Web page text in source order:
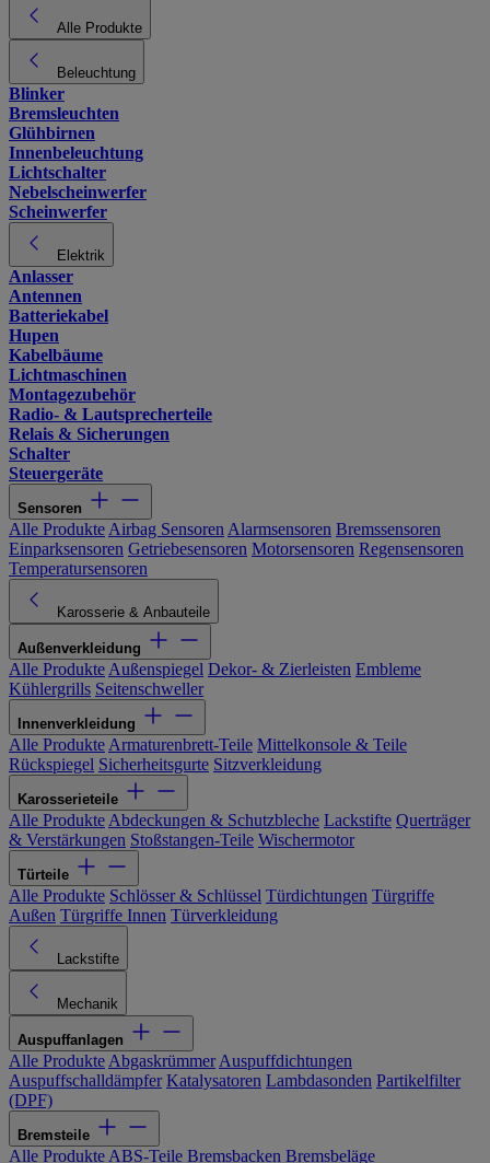
Alle Produkte
Beleuchtung
Blinker
Bremsleuchten
Glühbirnen
Innenbeleuchtung
Lichtschalter
Nebelscheinwerfer
Scheinwerfer
Elektrik
Anlasser
Antennen
Batteriekabel
Hupen
Kabelbäume
Lichtmaschinen
Montagezubehör
Radio- & Lautsprecherteile
Relais & Sicherungen
Schalter
Steuergeräte
Sensoren
Alle Produkte Airbag Sensoren Alarmsensoren Bremssensoren
Einparksensoren Getriebesensoren Motorsensoren Regensensoren
Temperatursensoren
Karosserie & Anbauteile
Außenverkleidung
Alle Produkte Außenspiegel Dekor- & Zierleisten Embleme
Kühlergrills Seitenschweller
Innenverkleidung
Alle Produkte Armaturenbrett-Teile Mittelkonsole & Teile
Rückspiegel Sicherheitsgurte Sitzverkleidung
Karosserieteile
Alle Produkte Abdeckungen & Schutzbleche Lackstifte Querträger
& Verstärkungen Stoßstangen-Teile Wischermotor
Türteile
Alle Produkte Schlösser & Schlüssel Türdichtungen Türgriffe
Außen Türgriffe Innen Türverkleidung
Lackstifte
Mechanik
Auspuffanlagen
Alle Produkte Abgaskrümmer Auspuffdichtungen
Auspuffschalldämpfer Katalysatoren Lambdasonden Partikelfilter
(DPF)
Bremsteile
Alle Produkte ABS-Teile Bremsbacken Bremsbeläge